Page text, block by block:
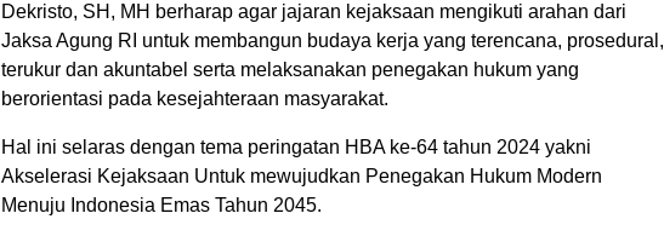
Dekristo, SH, MH berharap agar jajaran kejaksaan mengikuti arahan dari
Jaksa Agung RI untuk membangun budaya kerja yang terencana, prosedural,
terukur dan akuntabel serta melaksanakan penegakan hukum yang
berorientasi pada kesejahteraan masyarakat.
Hal ini selaras dengan tema peringatan HBA ke-64 tahun 2024 yakni
Akselerasi Kejaksaan Untuk mewujudkan Penegakan Hukum Modern
Menuju Indonesia Emas Tahun 2045.